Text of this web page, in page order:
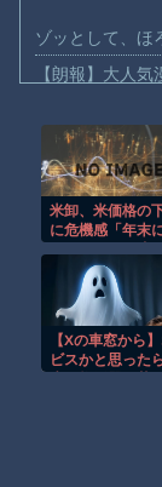
ゾッとして、ほ
【朗報】大人
まだ墓石があ
【動画】名古
【動画】新型
【動画】メキ
【動画】仲間
【謎】広島県
米卸、米価格の
に危機感「年末
しまうのでは」
【Xの車窓から
ビスかと思った